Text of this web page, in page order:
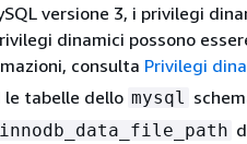
versione 3, i privilegi
dinamici possono
consulta Privilegi
tabelle dello mysql
innodb_data_file_path